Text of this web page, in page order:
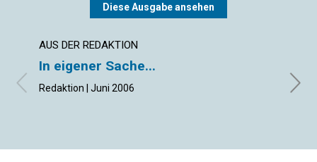
Diese Ausgabe ansehen
AUS DER REDAKTION
In eigener Sache...
Redaktion | Juni 2006